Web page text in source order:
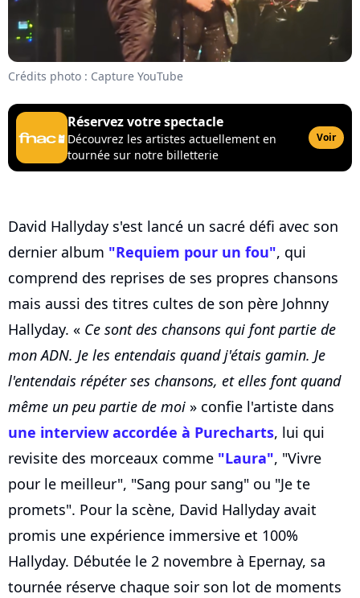
Crédits photo : Capture YouTube
Réservez votre spectacle
Découvrez les artistes actuellement en
tournée sur notre billetterie
Voir
David Hallyday s'est lancé un sacré défi avec son
dernier album "Requiem pour un fou", qui
comprend des reprises de ses propres chansons
mais aussi des titres cultes de son père Johnny
Hallyday. « Ce sont des chansons qui font partie de
mon ADN. Je les entendais quand j'étais gamin. Je
l'entendais répéter ses chansons, et elles font quand
même un peu partie de moi » confie l'artiste dans
une interview accordée à Purecharts, lui qui
revisite des morceaux comme "Laura", "Vivre
pour le meilleur", "Sang pour sang" ou "Je te
promets". Pour la scène, David Hallyday avait
promis une expérience immersive et 100%
Hallyday. Débutée le 2 novembre à Epernay, sa
tournée réserve chaque soir son lot de moments